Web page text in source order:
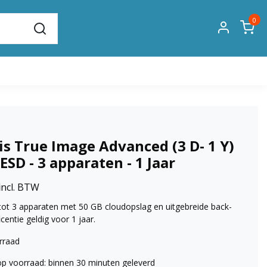
0
True Image Advanced (3 D- 1 Y)
- 3 apparaten - 1 Jaar
BTW
3 apparaten met 50 GB cloudopslag en uitgebreide back-
geldig voor 1 jaar.
voorraad: binnen 30 minuten geleverd